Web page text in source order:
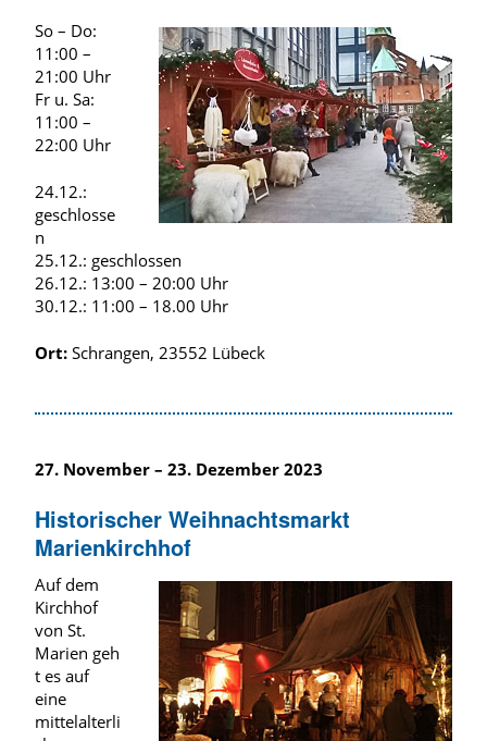
So – Do:
11:00 –
21:00 Uhr
Fr u. Sa:
11:00 –
22:00 Uhr
24.12.:
geschlosse
n
25.12.: geschlossen
26.12.: 13:00 – 20:00 Uhr
30.12.: 11:00 – 18.00 Uhr
Ort: Schrangen, 23552 Lübeck
27. November – 23. Dezember 2023
Historischer Weihnachtsmarkt
Marienkirchhof
Auf dem
Kirchhof
von St.
Marien geh
t es auf
eine
mittelalterli